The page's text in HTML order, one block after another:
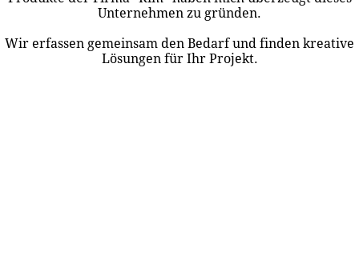
Unternehmen zu gründen.
Wir erfassen gemeinsam den Bedarf und finden kreative
Lösungen für Ihr Projekt.